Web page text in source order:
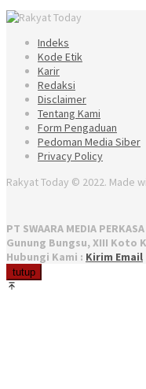
Indeks
Kode Etik
Karir
Redaksi
Disclaimer
Tentang Kami
Form Pengaduan
Pedoman Media Siber
Privacy Policy
Rakyat Today © 2022. Made
PT SWAARA MEDIA PERKASA
Gunung Bungsu, XIII Koto
Hubungi Kami : Kirim Email
tutup